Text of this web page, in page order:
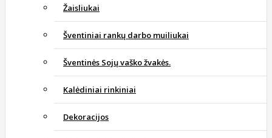
Žaisliukai
Šventiniai rankų darbo muiliukai
Šventinės Sojų vaško žvakės.
Kalėdiniai rinkiniai
Dekoracijos